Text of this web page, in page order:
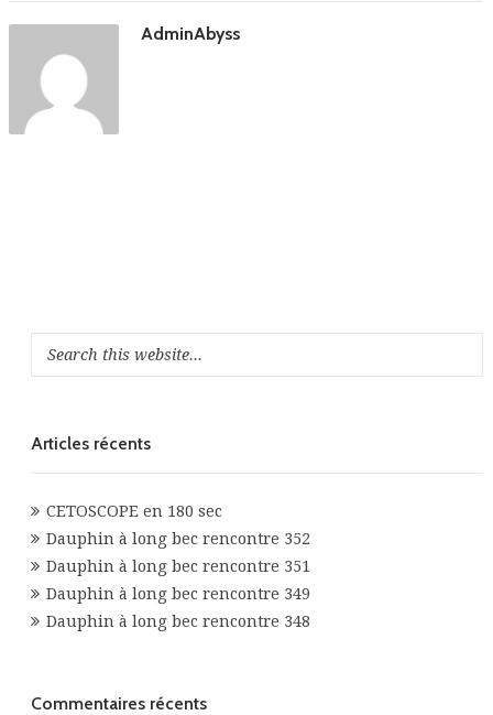
AdminAbyss
Articles récents
CETOSCOPE en 180 sec
Dauphin à long bec rencontre 352
Dauphin à long bec rencontre 351
Dauphin à long bec rencontre 349
Dauphin à long bec rencontre 348
Commentaires récents